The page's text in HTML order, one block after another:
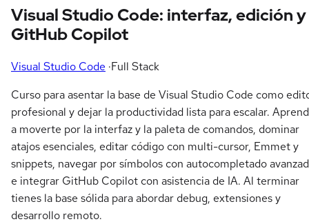
Visual Studio Code: interfaz, edición y
GitHub Copilot
Visual Studio Code ·Full Stack
Curso para asentar la base de Visual Studio Code como
profesional y dejar la productividad lista para escalar.
a moverte por la interfaz y la paleta de comandos, dominar
atajos esenciales, editar código con multi-cursor, Emmet y
snippets, navegar por símbolos con autocompletado
e integrar GitHub Copilot con asistencia de IA. Al terminar
tienes la base sólida para abordar debug, extensiones y
desarrollo remoto.